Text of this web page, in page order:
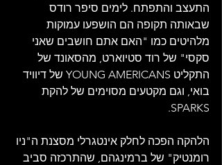
התעצב והתפתח. לימים סיפר רודס
שבאותה תקופה הם הושפעו עמוקות
מלהיטים כמו "האם אתם חושבים שאני
סקסי" של רוד סטיוארט, מהסאונד של
התקליט YOUNG AMERICANS של דיוויד
בואי, וגם מקטעים מסוימים של להקת
SPARKS.
הלהקה הפכה לחלק אינטגרלי מסצנת ה"ניו
רומנטיק" של ברמינגהם, שהתרכזה סביב